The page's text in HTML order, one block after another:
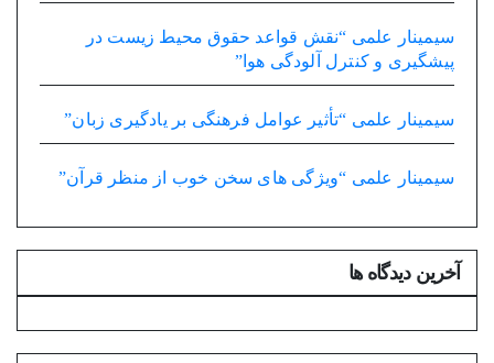
سیمینار علمی “نقش قواعد حقوق محیط زیست در
پیشگیری و کنترل آلودگی هوا”
سیمینار علمی “تأثیر عوامل فرهنگی بر یادگیری زبان”
سیمینار علمی “ویژگی های سخن خوب از منظر قرآن”
آخرین دیدگاه ها